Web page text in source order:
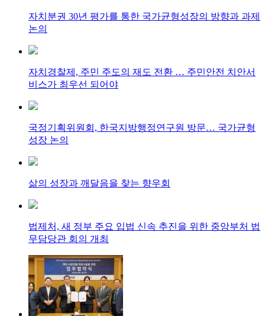
자치분권 30년 평가를 통한 국가균형성장의 방향과 과제
논의
자치경찰제, 주민 주도의 재도 전환 … 주민안전 치안서
비스가 최우선 되어야
국정기획위원회, 한국지방행정연구원 방문… 국가균형
성장 논의
삶의 성장과 깨달음을 찾는 향우회
법제처, 새 정부 주요 입법 신속 추진을 위한 중앙부처 법
무담당관 회의 개최